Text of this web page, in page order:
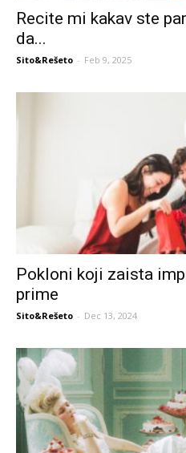
Recite mi kakav ste
da...
Sito&Rešeto - Feb 9, 2025
Pokloni koji zaista
prime
Sito&Rešeto - Dec 13, 2024